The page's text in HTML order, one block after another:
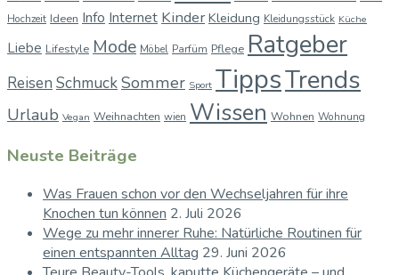
Hochzeit Ideen Info Internet Kinder Kleidung Kleidungsstück Küche
Liebe Lifestyle Mode Möbel Parfüm Pflege Ratgeber
Reisen SchmuckSommer Sport TippsTrends
Urlaub Vegan Weihnachten wien Wissen Wohnen Wohnung
Neuste Beiträge
Was Frauen schon vor den Wechseljahren für ihre
Knochen tun können 2. Juli 2026
Wege zu mehr innerer Ruhe: Natürliche Routinen für
einen entspannten Alltag 29. Juni 2026